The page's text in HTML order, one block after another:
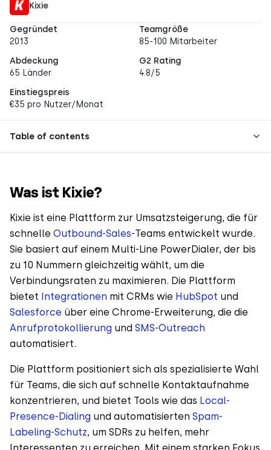
Table of contents
Was ist Kixie?
Kixie ist eine Plattform zur Umsatzsteigerung, die für
schnelle Outbound-Sales-Teams entwickelt wurde.
Sie basiert auf einem Multi-Line PowerDialer, der bis
zu 10 Nummern gleichzeitig wählt, um die
Verbindungsraten zu maximieren. Die Plattform
bietet Integrationen mit CRMs wie HubSpot und
Salesforce über eine Chrome-Erweiterung, die die
Anrufprotokollierung und SMS-Outreach
automatisiert.
Die Plattform positioniert sich als spezialisierte Wahl
für Teams, die sich auf schnelle Kontaktaufnahme
konzentrieren, und bietet Tools wie das Local-
Presence-Dialing und automatisierten Spam-
Labeling-Schutz, um SDRs zu helfen, mehr
Kixie
Gegründet
2013
Teamgröße
85-100 Mitarbeiter
Abdeckung
65 Länder
G2 Rating
4.8/5
Einstiegspreis
€35 pro Nutzer/Monat